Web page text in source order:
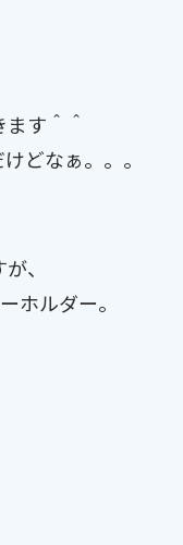
す＾＾
どなぁ。。。
、
ホルダー。